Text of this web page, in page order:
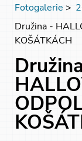
Fotogalerie >
Družina -
KOŠÁTKÁCH